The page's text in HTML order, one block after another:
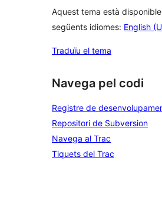
Aquest tema està
següents idiomes: English
Traduïu el tema
Navega pel codi
Registre de
Repositori de Subversion
Navega al Trac
Tiquets del Trac